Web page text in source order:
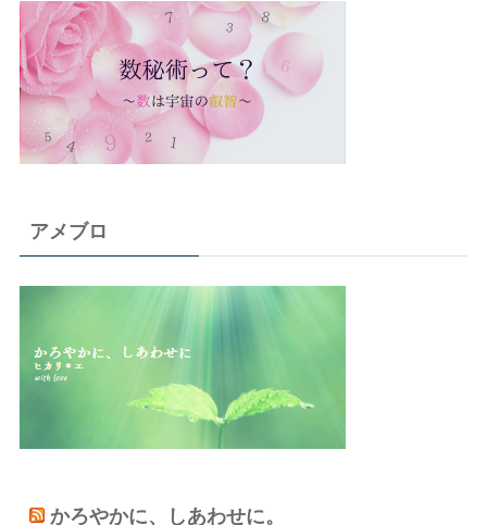
アメブロ
かろやかに、しあわせに。